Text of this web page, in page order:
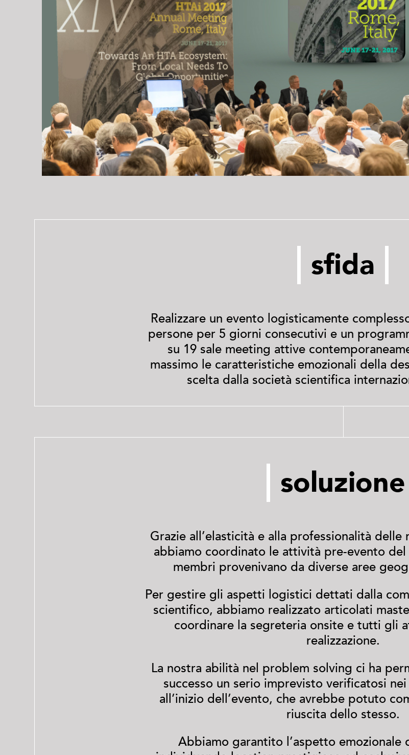
sfida
Realizzare un evento logisticamente
persone per 5 giorni consecutivi e un
su 19 sale meeting attive
massimo le caratteristiche emozionali della
scelta dalla società scientifica
soluzione
Grazie all’elasticità e alla professionalità
abbiamo coordinato le attività pre-evento
membri provenivano da diverse aree
Per gestire gli aspetti logistici dettati dalla
scientifico, abbiamo realizzato articolati
coordinare la segreteria onsite e tutti gli
realizzazione.
La nostra abilità nel problem solving ci ha
successo un serio imprevisto verificatosi
all’inizio dell’evento, che avrebbe potuto
riuscita dello stesso.
Abbiamo garantito l’aspetto emozionale